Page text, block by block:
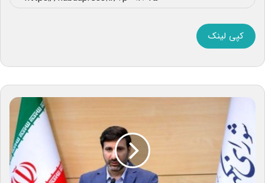
کپی لینک